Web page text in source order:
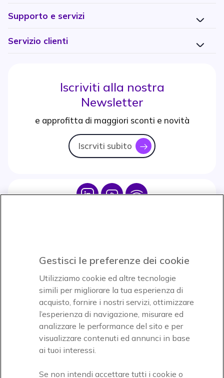
Supporto e servizi
Servizio clienti
Iscriviti alla nostra
Newsletter
e approfitta di maggiori sconti e novità
Iscrviti subito icon
Icon IconIcon
Accettiamo
Onedirect, azienda del gruppo INCEPT
Gestisci le preferenze dei cookie
Utilizziamo cookie ed altre tecnologie
simili per migliorare la tua esperienza di
acquisto, fornire i nostri servizi, ottimizzare
l’esperienza di navigazione, misurare ed
analizzare le performance del sito e per
visualizzare contenuti ed annunci in base
ai tuoi interessi.
Se non intendi accettare tutti i cookie o